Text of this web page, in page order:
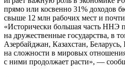
прямо или косвенно 31% доходов
свыше 12 млн рабочих мест и
«Исторически большая часть ННЭ
на дружественные государства, в
Азербайджан, Казахстан,
на сложности в мировых
с ними продолжает расти», —